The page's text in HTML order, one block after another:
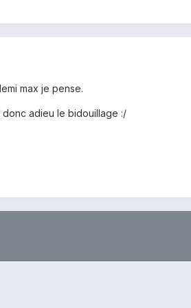
max je pense.
adieu le bidouillage :/